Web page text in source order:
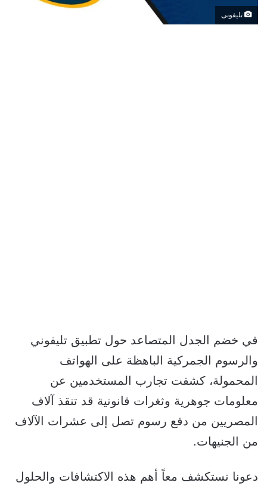
تليفونى
في خضم الجدل المتصاعد حول تطبيق تليفوني
والرسوم الجمركية الباهظة على الهواتف
المحمولة، كشفت تجارب المستخدمين عن
معلومات جوهرية وثغرات قانونية قد تنقذ آلاف
المصريين من دفع رسوم تصل إلى عشرات الآلاف
من الجنيهات.
دعونا نستكشف معاً أهم هذه الاكتشافات والحلول